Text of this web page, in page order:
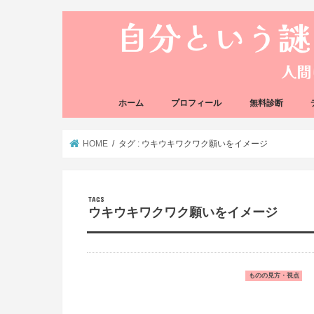
ホーム プロフィール 無料診断
HOME タグ : ウキウキワクワク願いをイメージ
ウキウキワクワク願いをイメージ
ものの見方・視点